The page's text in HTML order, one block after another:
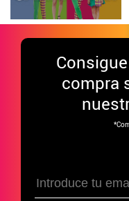
Consigue
compra